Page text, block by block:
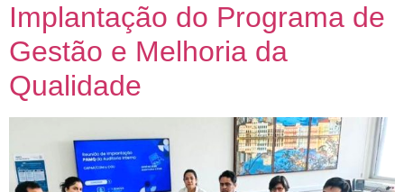
Implantação do Programa de
Gestão e Melhoria da
Qualidade